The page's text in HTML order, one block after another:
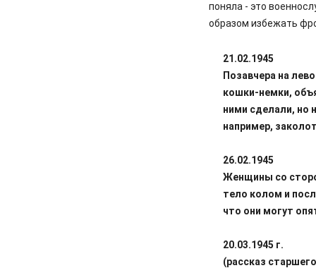
поняла - это
образом избежать
21.02.1945
Позавчера на
кошки-немки,
ними сделали, но
например,
26.02.1945
Женщины со
тело колом и
что они могут
20.03.1945 г.
(рассказ